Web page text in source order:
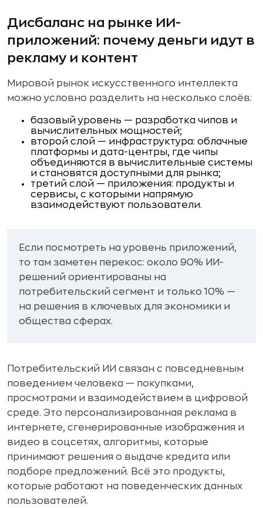
Дисбаланс на рынке ИИ-
приложений: почему деньги идут в
рекламу и контент
Мировой рынок искусственного интеллекта
можно условно разделить на несколько слоёв:
базовый уровень — разработка чипов и
вычислительных мощностей;
второй слой — инфраструктура: облачные
платформы и дата-центры, где чипы
объединяются в вычислительные системы
и становятся доступными для рынка;
третий слой — приложения: продукты и
сервисы, с которыми напрямую
взаимодействуют пользователи.
Если посмотреть на уровень приложений,
то там заметен перекос: около 90% ИИ-
решений ориентированы на
потребительский сегмент и только 10% —
на решения в ключевых для экономики и
общества сферах.
Потребительский ИИ связан с повседневным
поведением человека — покупками,
просмотрами и взаимодействием в цифровой
среде. Это персонализированная реклама в
интернете, сгенерированные изображения и
видео в соцсетях, алгоритмы, которые
принимают решения о выдаче кредита или
подборе предложений. Всё это продукты,
которые работают на поведенческих данных
пользователей.